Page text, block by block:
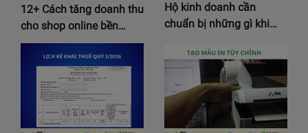
12+ Cách tăng doanh thu
cho shop online bền…
Hộ kinh doanh cần
chuẩn bị những gì khi…